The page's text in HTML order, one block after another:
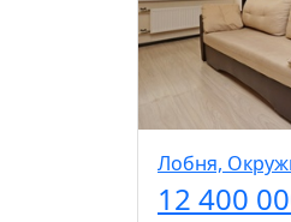
Лобня,
12 400